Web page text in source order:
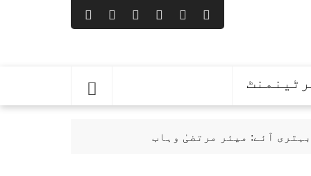
آئے: میئر مرتضیٰ وہاب